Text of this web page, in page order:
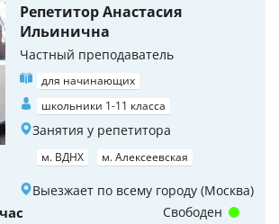
Репетитор Анастасия
Ильинична
Частный преподаватель
для начинающих
школьники 1-11 класса
Занятия у репетитора
м. ВДНХ м. Алексеевская
Выезжает по всему городу (Москва)
Свободен